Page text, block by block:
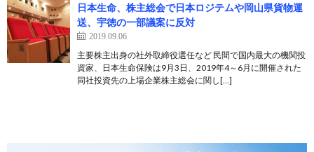
日本生命、株主総会で日本ロジテムや岡山県貨物運
送、宇徳の一部議案に反対
2019.09.06
主要株主出身の社外取締役選任など 民間で国内最大の機関投
資家、日本生命保険は9月3日、2019年4～6月に開催された
同社投資先の上場企業株主総会に関し[…]